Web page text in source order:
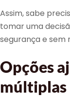
Assim, sabe
tomar uma
segurança e sem
Opções
múltiplas